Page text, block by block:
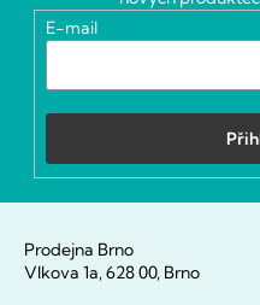
E-mail
Prodejna Brno
Vlkova 1a, 628 00, Brno